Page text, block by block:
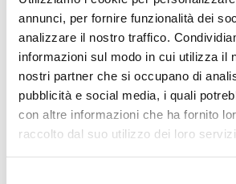
annunci, per fornire funzionalità dei
analizzare il nostro traffico.
informazioni sul modo in cui utilizza il
nostri partner che si occupano di
pubblicità e social media, i quali
con altre informazioni che ha fornito
raccolto dal suo utilizzo dei loro
FUORI DAL
CITTÀ
Non solo centro storico